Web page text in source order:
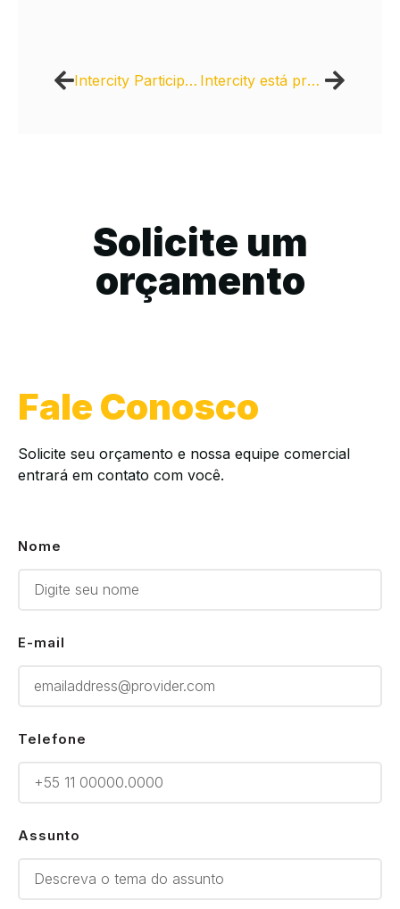
Intercity Participa do Projeto Ruas Completas Intercity está presente em projetos de revitalização urbana
Solicite um
orçamento
Fale Conosco
Solicite seu orçamento e nossa equipe comercial
entrará em contato com você.
Nome
E-mail
Telefone
Assunto